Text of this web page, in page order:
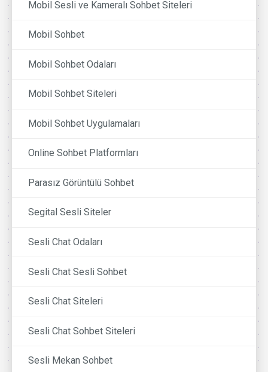
Mobil Sesli ve Kameralı Sohbet Siteleri
Mobil Sohbet
Mobil Sohbet Odaları
Mobil Sohbet Siteleri
Mobil Sohbet Uygulamaları
Online Sohbet Platformları
Parasız Görüntülü Sohbet
Segital Sesli Siteler
Sesli Chat Odaları
Sesli Chat Sesli Sohbet
Sesli Chat Siteleri
Sesli Chat Sohbet Siteleri
Sesli Mekan Sohbet